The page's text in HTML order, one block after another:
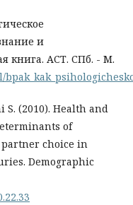
и
книга. АСТ. СПб. - М.
(2010). Health and
of
choice in
Demographic